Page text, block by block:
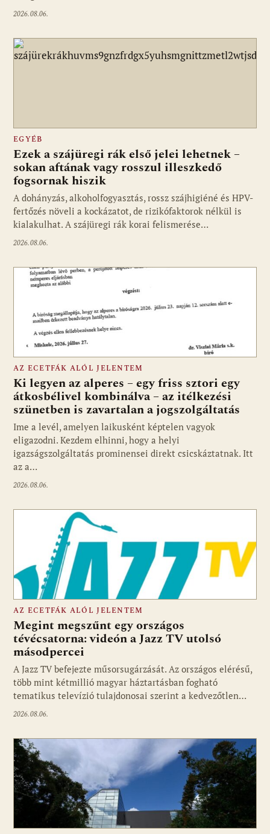
2026.08.06.
EGYÉB
Ezek a szájüregi rák első jelei lehetnek –
sokan aftának vagy rosszul illeszkedő
fogsornak hiszik
A dohányzás, alkoholfogyasztás, rossz szájhigiéné és HPV-
fertőzés növeli a kockázatot, de rizikófaktorok nélkül is
kialakulhat. A szájüregi rák korai felismerése…
2026.08.06.
AZ ECETFÁK ALÓL JELENTEM
Ki legyen az alperes – egy friss sztori egy
átkosbélivel kombinálva – az itélkezési
szünetben is zavartalan a jogszolgáltatás
Ime a levél, amelyen laikusként képtelen vagyok
eligazodni. Kezdem elhinni, hogy a helyi
igazságszolgáltatás prominensei direkt csicskáztatnak. Itt
az a…
2026.08.06.
Fotó: media1.hu
AZ ECETFÁK ALÓL JELENTEM
Megint megszűnt egy országos
tévécsatorna: videón a Jazz TV utolsó
másodpercei
A Jazz TV befejezte műsorsugárzását. Az országos elérésű,
több mint kétmillió magyar háztartásban fogható
tematikus televízió tulajdonosai szerint a kedvezőtlen…
2026.08.06.